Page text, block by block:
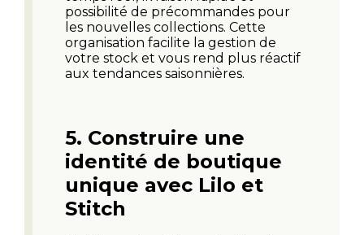
possibilité de précommandes pour
les nouvelles collections. Cette
organisation facilite la gestion de
votre stock et vous rend plus réactif
aux tendances saisonnières.
5. Construire une
identité de boutique
unique avec Lilo et
Stitch